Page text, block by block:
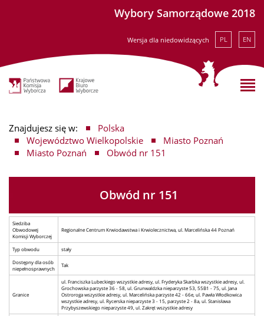
Wybory Samorządowe 2018
Wersja dla niedowidzących PL EN
Znajdujesz się w:
Polska
Województwo Wielkopolskie
Miasto Poznań
Miasto Poznań
Obwód nr 151
Obwód nr 151
Siedziba
Obwodowej
Komisji Wyborczej
Regionalne Centrum Krwiodawstwa i Krwiolecznictwa, ul. Marcelińska 44 Poznań
Typ obwodu
stały
Dostępny dla osób
niepełnosprawnych
Tak
Granice
ul. Franciszka Lubeckiego wszystkie adresy, ul. Fryderyka Skarbka wszystkie adresy, ul.
Grochowska parzyste 36 - 58, ul. Grunwaldzka nieparzyste 53, 55B1 - 75, ul. Jana
Ostroroga wszystkie adresy, ul. Marcelińska parzyste 42 - 66e, ul. Pawła Włodkowica
wszystkie adresy, ul. Rycerska nieparzyste 3 - 15, parzyste 2 - 8a, ul. Stanisława
Przybyszewskiego nieparzyste 49, ul. Zakręt wszystkie adresy